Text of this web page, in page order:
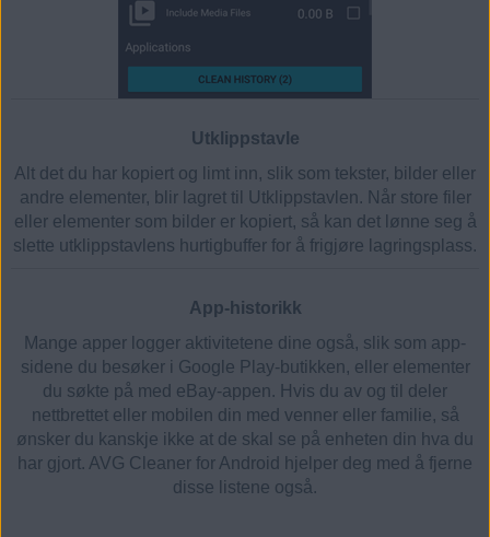
Utklippstavle
Alt det du har kopiert og limt inn, slik som tekster, bilder eller
andre elementer, blir lagret til Utklippstavlen. Når store filer
eller elementer som bilder er kopiert, så kan det lønne seg å
slette utklippstavlens hurtigbuffer for å frigjøre lagringsplass.
App-historikk
Mange apper logger aktivitetene dine også, slik som app-
sidene du besøker i Google Play-butikken, eller elementer
du søkte på med eBay-appen. Hvis du av og til deler
nettbrettet eller mobilen din med venner eller familie, så
ønsker du kanskje ikke at de skal se på enheten din hva du
har gjort. AVG Cleaner for Android hjelper deg med å fjerne
disse listene også.